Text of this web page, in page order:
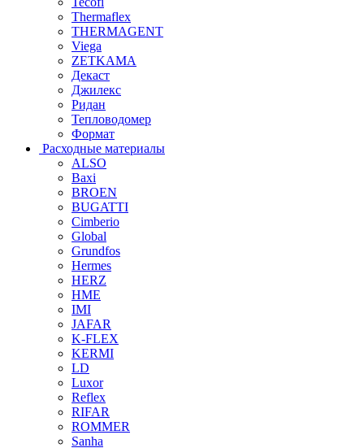
Thermaflex
THERMAGENT
Viega
ZETKAMA
Декаст
Джилекс
Ридан
Тепловодомер
Формат
Расходные материалы
ALSO
Baxi
BROEN
BUGATTI
Cimberio
Global
Grundfos
Hermes
HERZ
HME
IMI
JAFAR
K-FLEX
KERMI
LD
Luxor
Reflex
RIFAR
ROMMER
Sanha